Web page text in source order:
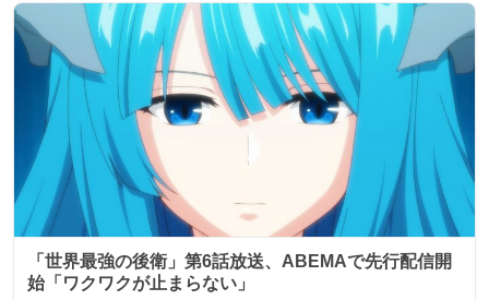
「世界最強の後衛」第6話放送、ABEMAで先行配信開
始「ワクワクが止まらない」